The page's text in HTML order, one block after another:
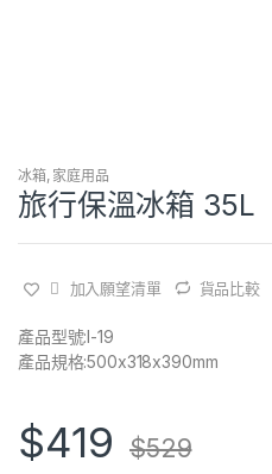
冰箱, 家庭用品
旅行保溫冰箱 35L
加入願望清單 貨品比較
產品型號:I-19
產品規格:500x318x390mm
$419 $529